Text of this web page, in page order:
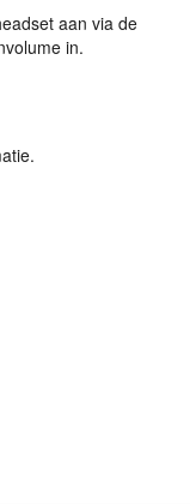
aan via de
in.